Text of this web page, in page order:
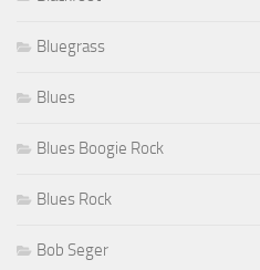
Bluegrass
Blues
Blues Boogie Rock
Blues Rock
Bob Seger